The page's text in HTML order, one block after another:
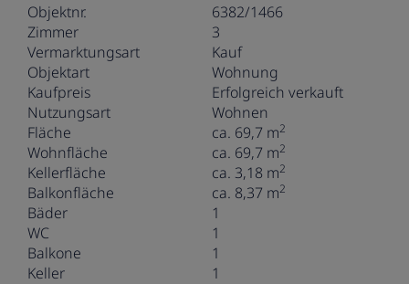
Objektnr.
6382/1466
Zimmer
3
Vermarktungsart
Kauf
Objektart
Wohnung
Kaufpreis
Erfolgreich verkauft
Nutzungsart
Wohnen
Fläche
ca. 69,7 m2
Wohnfläche ca. 69,7 m2
Kellerfläche ca. 3,18 m2
Balkonfläche ca. 8,37 m2
Bäder
1
WC
1
Balkone
1
Keller
1